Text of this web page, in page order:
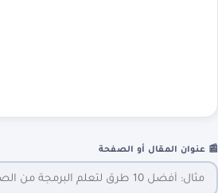
📰 عنوان المقال أو الصفحة